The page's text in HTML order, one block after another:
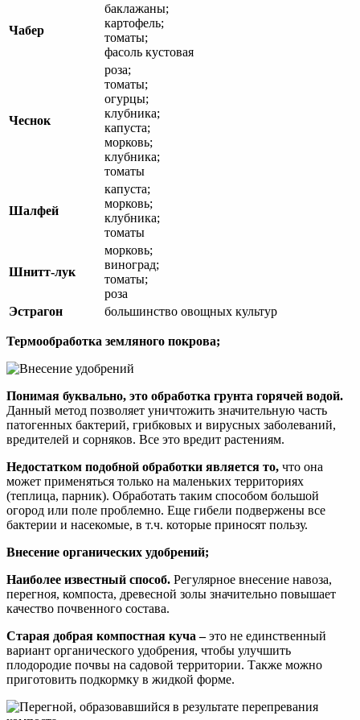
Чабер
баклажаны;
картофель;
томаты;
фасоль кустовая
Чеснок
роза;
томаты;
огурцы;
клубника;
капуста;
морковь;
клубника;
томаты
Шалфей
капуста;
морковь;
клубника;
томаты
Шнитт-лук
морковь;
виноград;
томаты;
роза
Эстрагон
большинство овощных культур
Термообработка земляного покрова;
Понимая буквально, это обработка грунта горячей водой.
Данный метод позволяет уничтожить значительную часть
патогенных бактерий, грибковых и вирусных заболеваний,
вредителей и сорняков. Все это вредит растениям.
Недостатком подобной обработки является то, что она
может применяться только на маленьких территориях
(теплица, парник). Обработать таким способом большой
огород или поле проблемно. Еще гибели подвержены все
бактерии и насекомые, в т.ч. которые приносят пользу.
Внесение органических удобрений;
Наиболее известный способ. Регулярное внесение навоза,
перегноя, компоста, древесной золы значительно повышает
качество почвенного состава.
Старая добрая компостная куча –это не единственный
вариант органического удобрения, чтобы улучшить
плодородие почвы на садовой территории. Также можно
приготовить подкормку в жидкой форме.